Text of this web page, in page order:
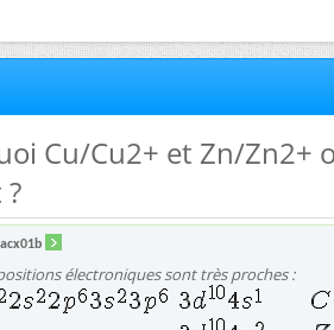
Cu/Cu2+ et Zn/
acx01b
électroniques sont très proches :